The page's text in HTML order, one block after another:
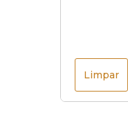
Limpar